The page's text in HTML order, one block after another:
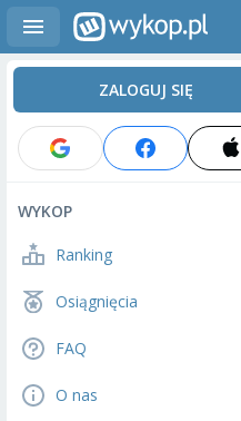
ZALOGUJ SIĘ
WYKOP
Ranking
Osiągnięcia
FAQ
O nas